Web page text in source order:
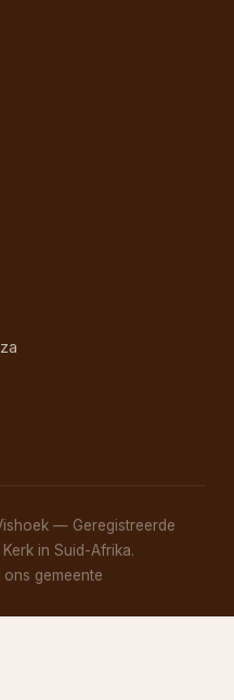
— Geregistreerde
in Suid-Afrika.
ons gemeente